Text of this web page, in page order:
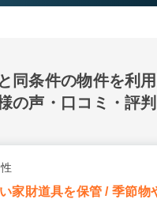
同条件の物件を利
の声・口コミ・評判
家財道具を保管 / 季節物